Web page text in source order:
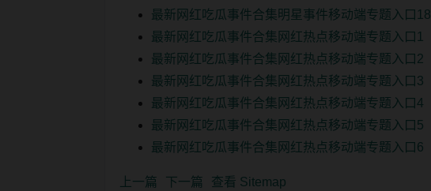
最新网红吃瓜事件合集明星事件移动端专题入口18
最新网红吃瓜事件合集网红热点移动端专题入口1
最新网红吃瓜事件合集网红热点移动端专题入口2
最新网红吃瓜事件合集网红热点移动端专题入口3
最新网红吃瓜事件合集网红热点移动端专题入口4
最新网红吃瓜事件合集网红热点移动端专题入口5
最新网红吃瓜事件合集网红热点移动端专题入口6
上一篇 下一篇 查看 Sitemap